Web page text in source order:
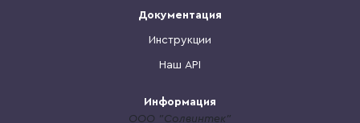
Документация
Инструкции
Наш API
Информация
ООО "Солвинтек"